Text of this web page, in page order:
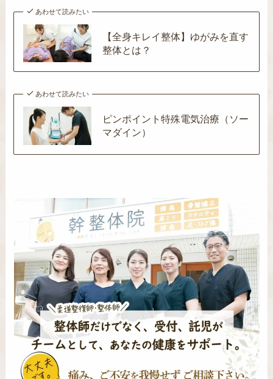
あわせて読みたい
【全身キレイ整体】ゆがみを直す
整体とは？
あわせて読みたい
ピンポイント特殊電気治療（ソー
マダイン）